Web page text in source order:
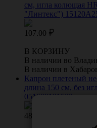
см, игла колющая
"Линтекс")
107.00
В КОРЗИНУ
В наличии во
В наличии в
Капрон плетеный
длина 150 см, без
051600101500
48.00